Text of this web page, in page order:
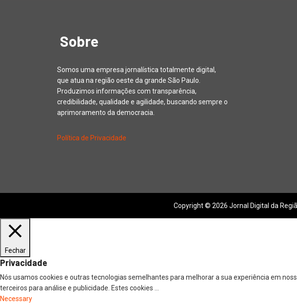
Sobre
Somos uma empresa jornalística totalmente digital,
que atua na região oeste da grande São Paulo.
Produzimos informações com transparência,
credibilidade, qualidade e agilidade, buscando sempre o
aprimoramento da democracia.
Política de Privacidade
Copyright © 2026 Jornal Digital da
Fechar
Privacidade
Nós usamos cookies e outras tecnologias semelhantes para melhorar a sua experiência em
terceiros para análise e publicidade. Estes cookies
Necessary